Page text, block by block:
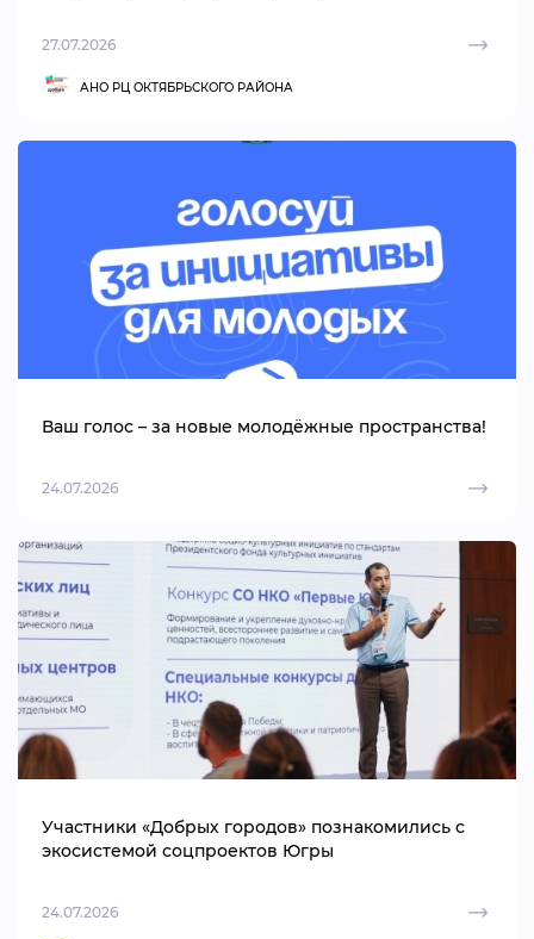
27.07.2026
АНО РЦ ОКТЯБРЬСКОГО РАЙОНА
Ваш голос – за новые молодёжные пространства!
24.07.2026
Участники «Добрых городов» познакомились с
экосистемой соцпроектов Югры
24.07.2026